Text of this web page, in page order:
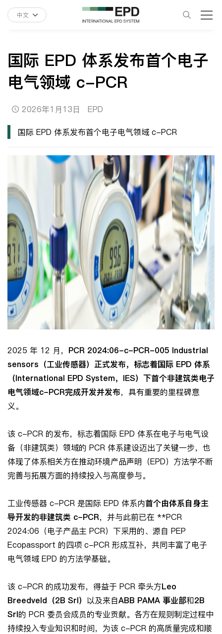
中文
国际 EPD 体系发布首个电子
电气领域 c-PCR
2026年1月13日 EPD
国际 EPD 体系发布首个电子电气领域 c-PCR
2025 年 12 月， PCR 2024:06-c-PCR-005 Industrial
sensors （工业传感器）正式发布，标志着国际 EPD 体系
（International EPD System，IES）下首个非建筑类电子
电气领域c-PCR完成开发并发布，具有重要的里程碑意
义。
该 c-PCR 的发布，标志着国际 EPD 体系在电子与电气设
备（非建筑类）领域的 PCR 体系建设迈出了关键一步，也
体现了体系相关方在推动环境产品声明（EPD）方法学不断
完善与拓展方面的持续投入与高度参与。
工业传感器 c-PCR 是国际 EPD 体系内首个由体系自身主
导开发的非建筑类 c-PCR，并与此前已在 **PCR
2024:06（电子产品主 PCR）下采用的、源自 PEP
Ecopassport 的四项 c-PCR 形成互补，共同丰富了电子
电气领域 EPD 的方法学基础。
该 c-PCR 的成功发布，得益于 PCR 牵头方Leo
Breedveld （2B Srl） 以及来自ABB PAMA 事业部和2B
Srl的 PCR 委员会成员的专业贡献。各方在规则制定过程中
持续投入专业知识和时间，为该 c-PCR 的高质量完成和顺